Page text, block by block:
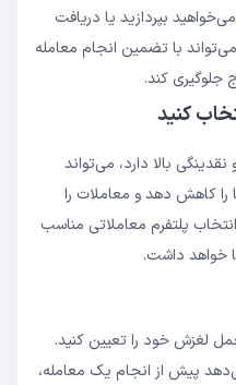
بپردازید یا دریافت
با تضمین انجام معامله
جلوگیری کند.
کنید
بالا دارد، می‌تواند
را کاهش دهد و معاملات را
پلتفرم معاملاتی مناسب
خواهد داشت.
لغزش خود را تعیین کنید.
پیش از انجام یک معامله،